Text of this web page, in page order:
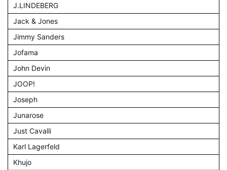
J.LINDEBERG
Jack & Jones
Jimmy Sanders
Jofama
John Devin
JOOP!
Joseph
Junarose
Just Cavalli
Karl Lagerfeld
Khujo